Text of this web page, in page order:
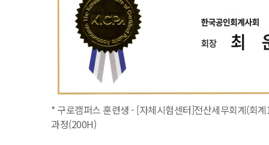
* 구로캠퍼스 훈련생 - [자체시험센터]전산세무회계(회
과정(200H)